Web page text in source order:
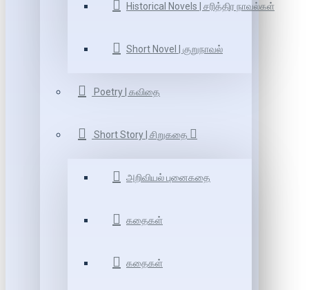
Historical Novels | சரித்திர நாவல்கள்
Short Novel | குறுநாவல்
Poetry | கவிதை
Short Story | சிறுகதை
அறிவியல் புனைகதை
கதைகள்
கதைகள்